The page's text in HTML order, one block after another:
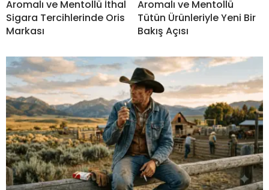
Aromalı ve Mentollü İthal
Sigara Tercihlerinde Oris
Markası
Aromalı ve Mentollü
Tütün Ürünleriyle Yeni Bir
Bakış Açısı